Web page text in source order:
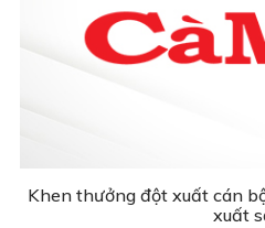
Khen thưởng đột xuất cán
xuất